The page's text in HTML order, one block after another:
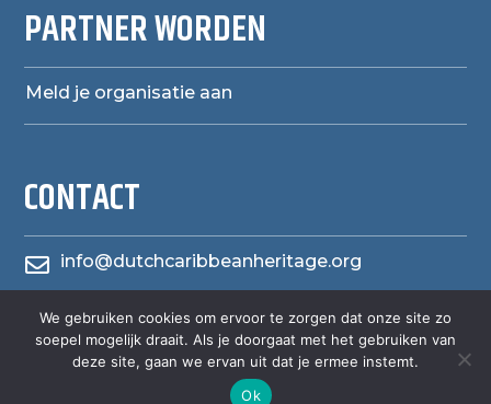
PARTNER WORDEN
Meld je organisatie aan
CONTACT
 info@dutchcaribbeanheritage.org
 herensiaerfgoedheritage
We gebruiken cookies om ervoor te zorgen dat onze site zo
soepel mogelijk draait. Als je doorgaat met het gebruiken van
deze site, gaan we ervan uit dat je ermee instemt.
Ok